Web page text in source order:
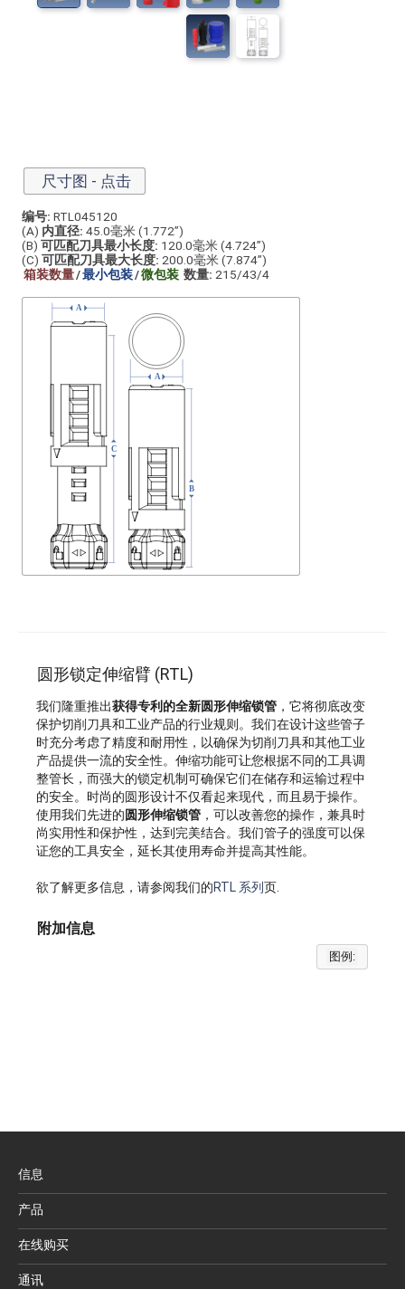
尺寸图 - 点击
编号: RTL045120
(A) 内直径: 45.0毫米 (1.772”)
(B) 可匹配刀具最小长度: 120.0毫米 (4.724”)
(C) 可匹配刀具最大长度: 200.0毫米 (7.874”)
箱装数量/最小包装/微包装 数量: 215/43/4
圆形锁定伸缩臂 (RTL)
我们隆重推出获得专利的全新圆形伸缩锁管 ，它将彻底改变
保护切削刀具和工业产品的行业规则。我们在设计这些管子
时充分考虑了精度和耐用性，以确保为切削刀具和其他工业
产品提供一流的安全性。伸缩功能可让您根据不同的工具调
整管长，而强大的锁定机制可确保它们在储存和运输过程中
的安全。时尚的圆形设计不仅看起来现代，而且易于操作。
使用我们先进的圆形伸缩锁管 ，可以改善您的操作，兼具时
尚实用性和保护性，达到完美结合。我们管子的强度可以保
证您的工具安全，延长其使用寿命并提高其性能。
欲了解更多信息，请参阅我们的RTL 系列页.
附加信息
图例:
信息
产品
在线购买
通讯